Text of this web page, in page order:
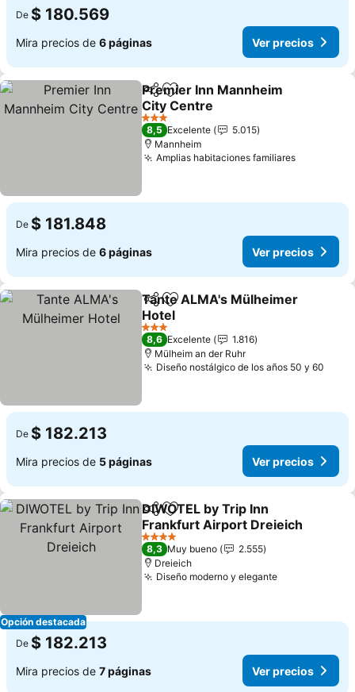
De $ 180.569
Mira precios de 6 páginas Ver precios
CompartirAgregar a favoritos
Premier Inn Mannheim
City Centre
3 Estrellas
8,5 Excelente
5.015
Mannheim
Amplias habitaciones familiares
De $ 181.848
Mira precios de 6 páginas Ver precios
Compartir
Agregar a favoritos
Tante ALMA's Mülheimer
Hotel
3 Estrellas
8,6 Excelente
1.816
Mülheim an der Ruhr
Diseño nostálgico de los años 50 y 60
De $ 182.213
Mira precios de 5 páginas Ver precios
Opción destacada
CompartirAgregar a favoritos
DIWOTEL by Trip Inn
Frankfurt Airport Dreieich
4 Estrellas
8,3 Muy bueno
2.555
Dreieich
Diseño moderno y elegante
De $ 182.213
Mira precios de 7 páginas Ver precios